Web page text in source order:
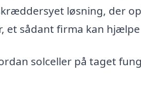
løsning, der
et sådant firma kan
solceller på taget